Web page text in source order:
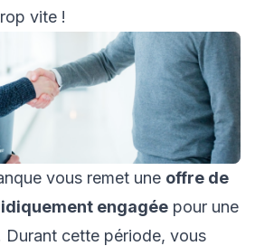
vite !
vous remet une offre de
engagée pour une
Durant cette période, vous